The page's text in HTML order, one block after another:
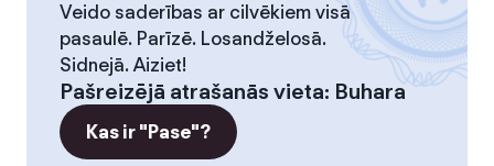
Veido saderības ar cilvēkiem visā
pasaulē. Parīzē. Losandželosā.
Sidnejā. Aiziet!
Pašreizējā atrašanās vieta: Buhara
Kas ir "Pase"?